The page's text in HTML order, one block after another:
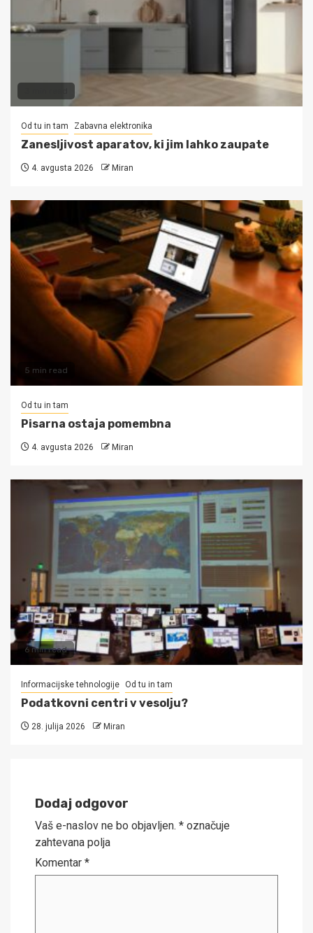
Od tu in tam Zabavna elektronika
Zanesljivost aparatov, ki jim lahko zaupate
4. avgusta 2026 Miran
5 min read
Od tu in tam
Pisarna ostaja pomembna
4. avgusta 2026 Miran
6 min read
Informacijske tehnologije Od tu in tam
Podatkovni centri v vesolju?
28. julija 2026 Miran
Dodaj odgovor
Vaš e-naslov ne bo objavljen. * označuje
zahtevana polja
Komentar *